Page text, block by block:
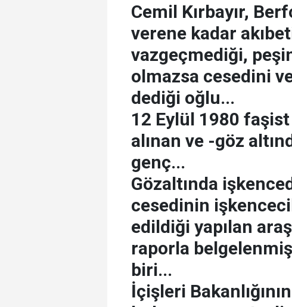
Cemil Kırbayır,
verene kadar
vazgeçmediği,
olmazsa cesedini
dediği oğlu...
12 Eylül 1980
alınan ve -göz
genç...
Gözaltında
cesedinin
edildiği yapılan
raporla
biri...
İçişleri